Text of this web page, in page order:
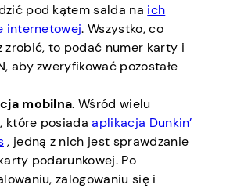
pod kątem salda na ich
internetowej. Wszystko, co
zrobić, to podać numer karty i
aby zweryfikować pozostałe
mobilna. Wśród wielu
które posiadaaplikacja Dunkin’
, jedną z nich jest sprawdzanie
podarunkowej. Po
zalogowaniu się i